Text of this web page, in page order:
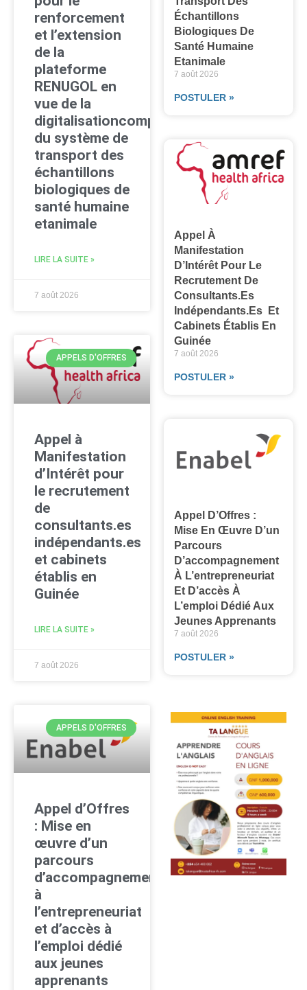
renforcement
et l’extension
de la
plateforme
RENUGOL en
vue de la
digitalisationcomplète
du système de
transport des
échantillons
biologiques de
santé humaine
etanimale
LIRE LA SUITE »
7 août 2026
APPELS D'OFFRES
Appel à
Manifestation
d’Intérêt pour
le recrutement
de
consultants.es
indépendants.es
et cabinets
établis en
Guinée
LIRE LA SUITE »
7 août 2026
APPELS D'OFFRES
Appel d’Offres
: Mise en
œuvre d’un
parcours
d’accompagnement
à
l’entrepreneuriat
et d’accès à
l’emploi dédié
aux jeunes
apprenants
Échantillons
Biologiques De
Santé Humaine
Etanimale
7 août 2026
POSTULER »
Appel À
Manifestation
D’Intérêt Pour Le
Recrutement De
Consultants.es
Indépendants.es Et
Cabinets Établis En
Guinée
7 août 2026
POSTULER »
Appel D’Offres :
Mise En Œuvre D’un
Parcours
D’accompagnement
À L’entrepreneuriat
Et D’accès À
L’emploi Dédié Aux
Jeunes Apprenants
7 août 2026
POSTULER »